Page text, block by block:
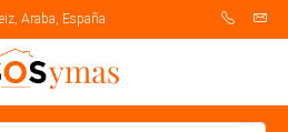
Araba, España